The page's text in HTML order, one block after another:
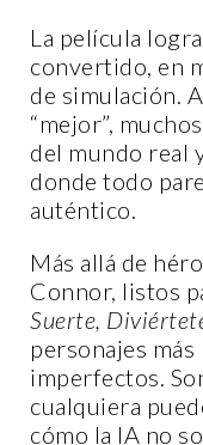
La película
convertido, en
de simulación.
“mejor”,
del mundo real
donde todo
auténtico.
Más allá de
Connor, listos
Suerte,
personajes
imperfectos.
cualquiera
cómo la IA no